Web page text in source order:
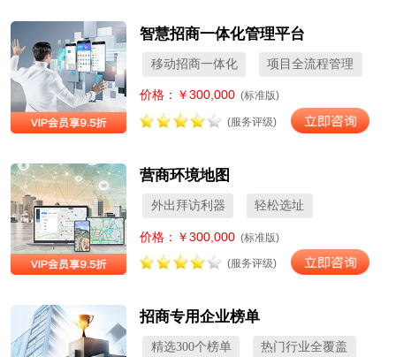
智慧招商一体化管理平台
移动招商一体化 项目全流程管理
价格：￥300,000 (标准版)
(服务评级)
营商环境地图
外出拜访利器 轻松选址
价格：￥300,000 (标准版)
(服务评级)
招商专用企业榜单
精选300个榜单 热门行业全覆盖